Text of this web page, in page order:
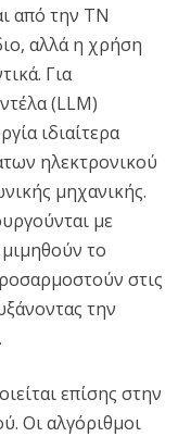
από την ΤΝ
αλλά η χρήση
Για
(LLM)
ιδιαίτερα
ηλεκτρονικού
μηχανικής.
με
το
στις
την
επίσης στην
Οι αλγόριθμοι